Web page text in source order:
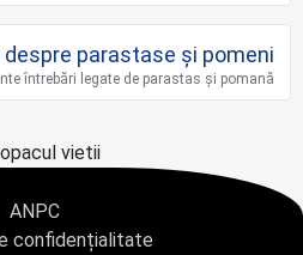
parastase și pomeni
întrebări legate de parastas și pomană
ANPC
confidențialitate